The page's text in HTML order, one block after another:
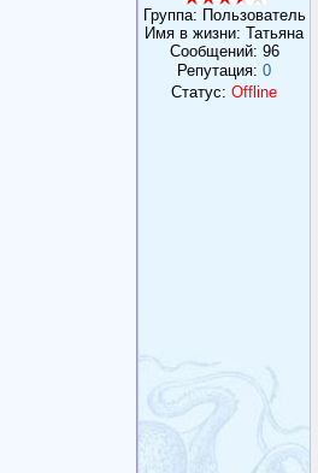
Группа: Пользователь
Имя в жизни: Татьяна
Сообщений: 96
Репутация: 0
Статус: Offline